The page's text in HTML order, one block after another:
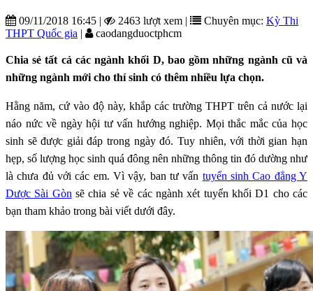
09/11/2018 16:45 | 2463 lượt xem | Chuyên mục: Kỳ Thi
THPT Quốc gia | caodangduoctphcm
Chia sẻ tất cả các ngành khối D, bao gồm những ngành cũ và
những ngành mới cho thí sinh có thêm nhiều lựa chọn.
Hằng năm, cứ vào độ này, khắp các trường THPT trên cả nước lại
náo nức về ngày hội tư vấn hướng nghiệp. Mọi thắc mắc của học
sinh sẽ được giải đáp trong ngày đó. Tuy nhiên, với thời gian hạn
hẹp, số lượng học sinh quá đông nên những thông tin đó dường như
là chưa đủ với các em. Vì vậy, ban tư vấn tuyển sinh Cao đẳng Y
Dược Sài Gòn sẽ chia sẻ về các ngành xét tuyển khối D1 cho các
bạn tham khảo trong bài viết dưới đây.